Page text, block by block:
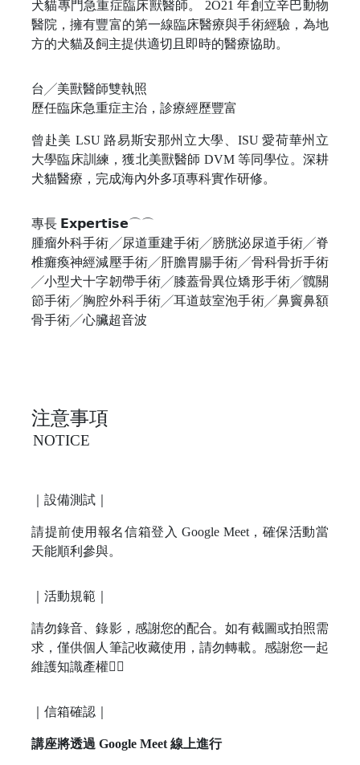
犬貓專門急重症臨床獸醫師。 2O21 年創立辛巴動物
醫院，擁有豐富的第一線臨床醫療與手術經驗，為地
方的犬貓及飼主提供適切且即時的醫療協助。
台╱美獸醫師雙執照
歷任臨床急重症主治，診療經歷豐富
曾赴美 LSU 路易斯安那州立大學、ISU 愛荷華州立
大學臨床訓練，獲北美獸醫師 DVM 等同學位。深耕
犬貓醫療，完成海內外多項專科實作研修。
專長 𝗘𝘅𝗽𝗲𝗿𝘁𝗶𝘀𝗲⌒⌒
腫瘤外科手術╱尿道重建手術╱膀胱泌尿道手術╱脊
椎癱瘓神經減壓手術╱肝膽胃腸手術╱骨科骨折手術
╱小型犬十字韌帶手術╱膝蓋骨異位矯形手術╱髖關
節手術╱胸腔外科手術╱耳道鼓室泡手術╱鼻竇鼻額
骨手術╱心臟超音波
注意事項
NOTICE
｜設備測試｜
請提前使用報名信箱登入 Google Meet，確保活動當
天能順利參與。
｜活動規範｜
請勿錄音、錄影，感謝您的配合。如有截圖或拍照需
求，僅供個人筆記收藏使用，請勿轉載。感謝您一起
維護知識產權🙂‍↕️
｜信箱確認｜
講座將透過 Google Meet 線上進行